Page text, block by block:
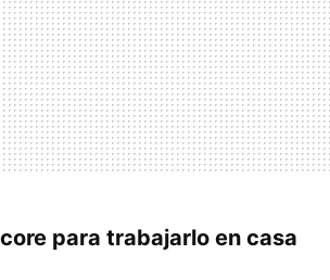
para trabajarlo en casa